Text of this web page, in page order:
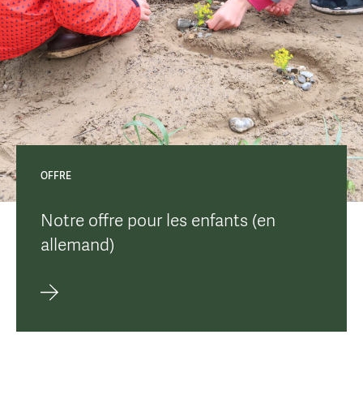
OFFRE
Notre offre pour les enfants (en
allemand)